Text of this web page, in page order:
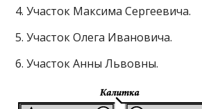
4. Участок Максима Сергеевича.
5. Участок Олега Ивановича.
6. Участок Анны Львовны.